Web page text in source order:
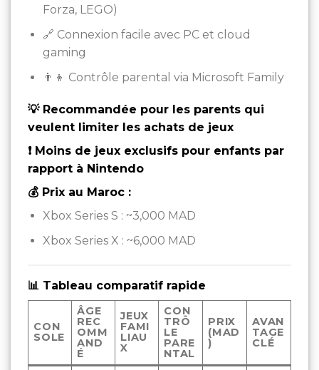
Forza, LEGO)
🔗 Connexion facile avec PC et cloud
gaming
👨‍👦 Contrôle parental via Microsoft Family
💡 Recommandée pour les parents qui
veulent limiter les achats de jeux
❗ Moins de jeux exclusifs pour enfants par
rapport à Nintendo
💰 Prix au Maroc :
Xbox Series S : ~3,000 MAD
Xbox Series X : ~6,000 MAD
📊 Tableau comparatif rapide
CON
SOLE
ÂGE
REC
OMM
AND
É
JEUX
FAMI
LIAU
X
CON
TRÔ
LE
PARE
NTAL
PRIX
(MAD
)
AVAN
TAGE
CLÉ